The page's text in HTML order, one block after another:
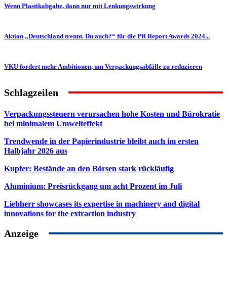
Wenn Plastikabgabe, dann nur mit Lenkungswirkung
Aktion „Deutschland trennt. Du auch?“ für die PR Report Awards 2024...
VKU fordert mehr Ambitionen, um Verpackungsabfälle zu reduzieren
Schlagzeilen
Verpackungssteuern verursachen hohe Kosten und Bürokratie
bei minimalem Umwelteffekt
Trendwende in der Papierindustrie bleibt auch im ersten
Halbjahr 2026 aus
Kupfer: Bestände an den Börsen stark rückläufig
Aluminium: Preisrückgang um acht Prozent im Juli
Liebherr showcases its expertise in machinery and digital
innovations for the extraction industry
Anzeige